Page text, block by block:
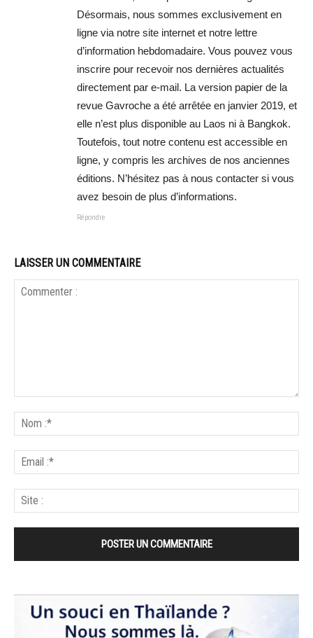
Désormais, nous sommes exclusivement en
ligne via notre site internet et notre lettre
d’information hebdomadaire. Vous pouvez vous
inscrire pour recevoir nos dernières actualités
directement par e-mail. La version papier de la
revue Gavroche a été arrêtée en janvier 2019, et
elle n’est plus disponible au Laos ni à Bangkok.
Toutefois, tout notre contenu est accessible en
ligne, y compris les archives de nos anciennes
éditions. N’hésitez pas à nous contacter si vous
avez besoin de plus d’informations.
Répondre
LAISSER UN COMMENTAIRE